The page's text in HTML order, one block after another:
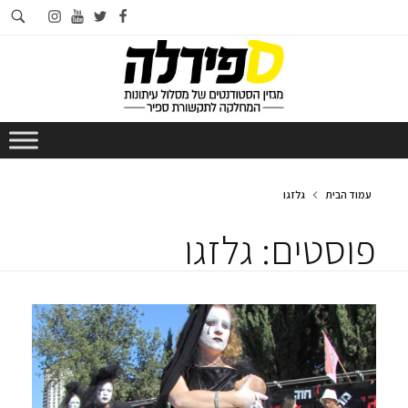
facebook
twitter
youtube
instagram
עמוד הבית גלזגו
פוסטים: גלזגו